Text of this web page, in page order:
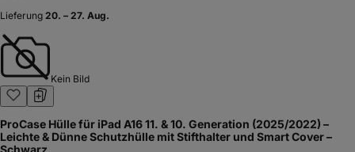
Lieferung 20. – 27. Aug.
Kein Bild
ProCase Hülle für iPad A16 11. & 10. Generation (2025/2022) –
Leichte & Dünne Schutzhülle mit Stifthalter und Smart Cover –
Schwarz